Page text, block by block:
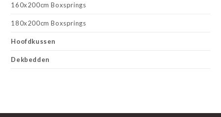
160x200cm Boxsprings
180x200cm Boxsprings
Hoofdkussen
Dekbedden